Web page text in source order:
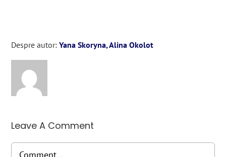
Despre autor:Yana Skoryna, Alina Okolot
Leave A Comment
Comment